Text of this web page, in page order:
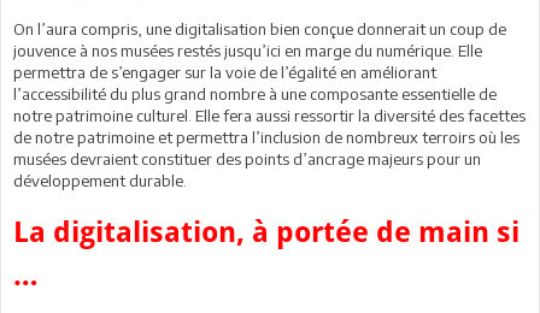
On l’aura compris, une digitalisation bien conçue donnerait un coup de
jouvence à nos musées restés jusqu’ici en marge du numérique. Elle
permettra de s’engager sur la voie de l’égalité en améliorant
l’accessibilité du plus grand nombre à une composante essentielle de
notre patrimoine culturel. Elle fera aussi ressortir la diversité des facettes
de notre patrimoine et permettra l’inclusion de nombreux terroirs où les
musées devraient constituer des points d’ancrage majeurs pour un
développement durable.
La digitalisation, à portée de main si
…